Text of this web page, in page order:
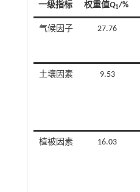
一级指标 权重值Q1/%
气候因子 27.76
土壤因素 9.53
植被因素 16.03